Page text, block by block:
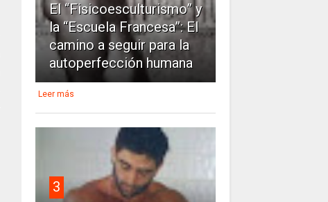
El “Fisicoesculturismo” y
la “Escuela Francesa”: El
camino a seguir para la
autoperfección humana
Leer más
3